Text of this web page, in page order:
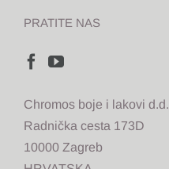
PRATITE NAS
Chromos boje i lakovi d.d.
Radnička cesta 173D
10000 Zagreb